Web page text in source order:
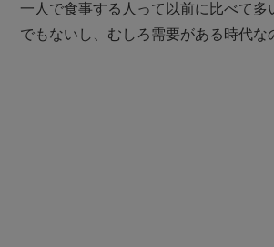
一人で食事する人って以前に比べて多
でもないし、むしろ需要がある時代な